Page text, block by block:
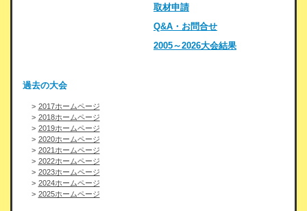
取材申請
Q&A・お問合せ
2005～2026大会結果
過去の大会
2017ホームページ
2018ホームページ
2019ホームページ
2020ホームページ
2021ホームページ
2022ホームページ
2023ホームページ
2024ホームページ
2025ホームページ